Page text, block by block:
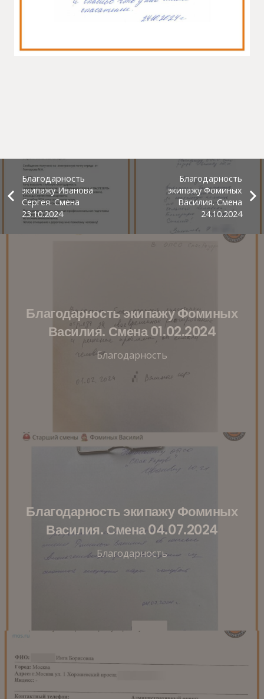
Благодарность
экипажу Иванова
Сергея. Смена
23.10.2024
Благодарность
экипажу Фоминых
Василия. Смена
24.10.2024
Благодарность экипажу Фоминых
Василия. Смена 01.02.2024
Благодарность
Благодарность экипажу Фоминых
Василия. Смена 04.07.2024
Благодарность